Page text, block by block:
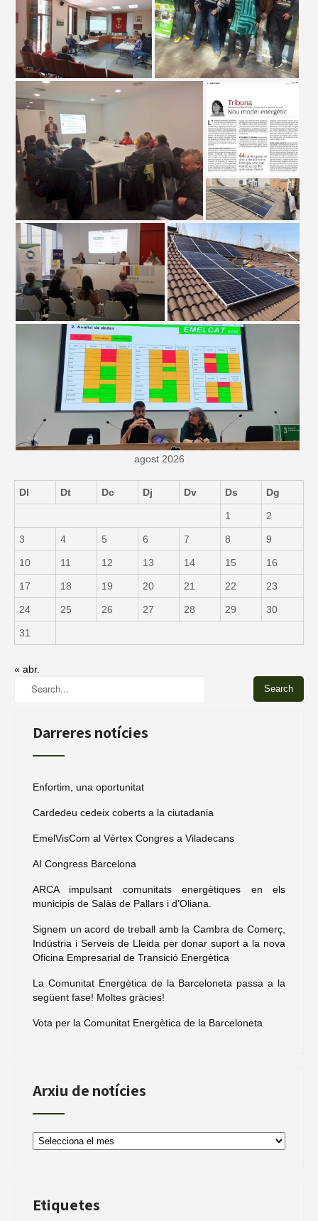
agost 2026
Dl Dt Dc Dj Dv Ds Dg
1 2
3 4 5 6 7 8 9
10 11 12 13 14 15 16
17 18 19 20 21 22 23
24 25 26 27 28 29 30
31
« abr.
Darreres notícies
Enfortim, una oportunitat
Cardedeu cedeix coberts a la ciutadania
EmelVisCom al Vèrtex Congres a Viladecans
AI Congress Barcelona
ARCA impulsant comunitats energètiques en els
municipis de Salàs de Pallars i d’Oliana.
Signem un acord de treball amb la Cambra de Comerç,
Indústria i Serveis de Lleida per donar suport a la nova
Oficina Empresarial de Transició Energètica
La Comunitat Energètica de la Barceloneta passa a la
següent fase! Moltes gràcies!
Vota per la Comunitat Energètica de la Barceloneta
Arxiu de notícies
Arxiu
de
Etiquetes